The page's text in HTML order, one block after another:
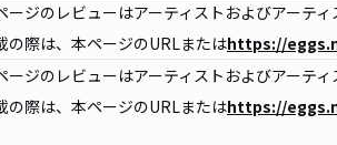
ージのレビューはアーティストおよびアーテ
の際は、本ページのURLまたはhttps://
ージのレビューはアーティストおよびアーテ
の際は、本ページのURLまたはhttps://